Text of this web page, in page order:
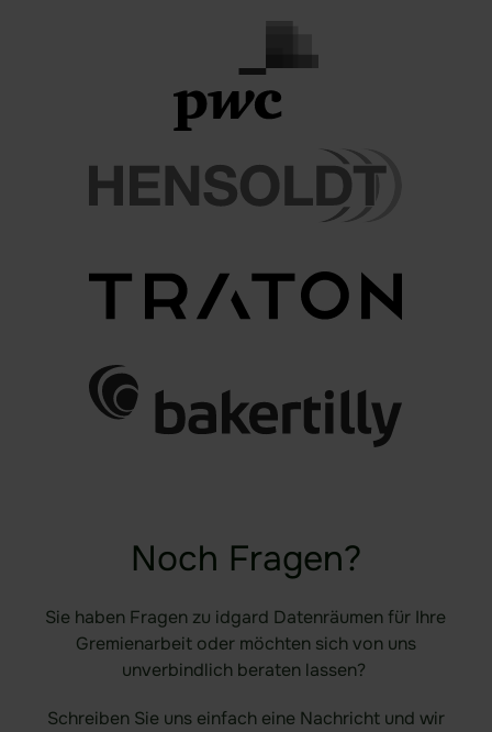
Noch Fragen?​
Sie haben Fragen zu idgard Datenräumen für Ihre
Gremienarbeit oder möchten sich von uns
unverbindlich beraten lassen? ​
Schreiben Sie uns einfach eine Nachricht und wir